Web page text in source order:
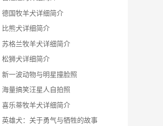
德国牧羊犬详细简介
比熊犬详细简介
苏格兰牧羊犬详细简介
松狮犬详细简介
新一波动物与明星撞脸照
海量搞笑汪星人自拍照
喜乐蒂牧羊犬详细简介
英雄犬：关于勇气与牺牲的故事